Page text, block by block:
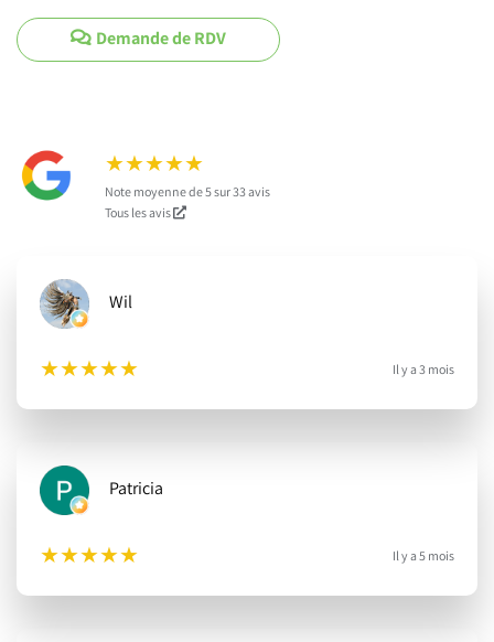
Demande de RDV
★★★★★
Note moyenne de 5 sur 33 avis
Tous les avis
Wil
★★★★★ Il y a 3 mois
Patricia
★★★★★ Il y a 5 mois